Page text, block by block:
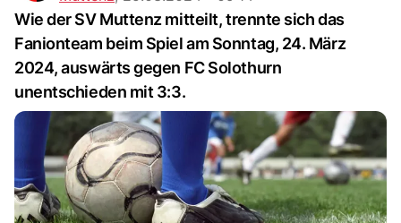
Wie der SV Muttenz mitteilt, trennte sich das
Fanionteam beim Spiel am Sonntag, 24. März
2024, auswärts gegen FC Solothurn
unentschieden mit 3:3.